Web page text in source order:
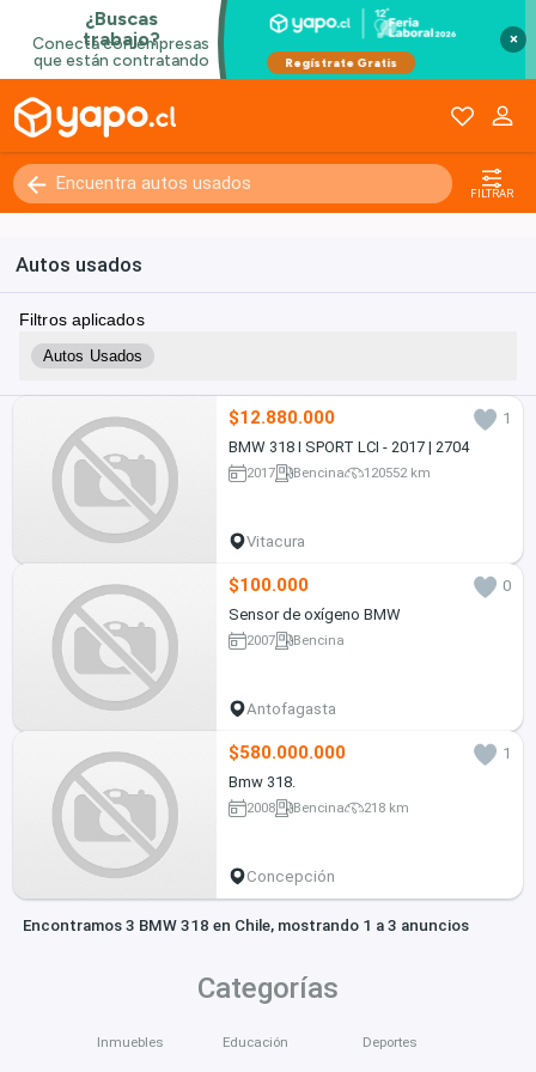
×
FILTRAR
Autos usados
Filtros aplicados
Autos Usados
$12.880.000
1
BMW 318 I SPORT LCI - 2017 | 2704
2017 Bencina 120552 km
Vitacura
$100.000
0
Sensor de oxígeno BMW
2007 Bencina
Antofagasta
$580.000.000
1
Bmw 318.
2008 Bencina 218 km
Concepción
Encontramos 3 BMW 318 en Chile, mostrando 1 a 3 anuncios
Categorías
Inmuebles Educación Deportes